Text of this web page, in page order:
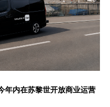
内在苏黎世开放商业运营